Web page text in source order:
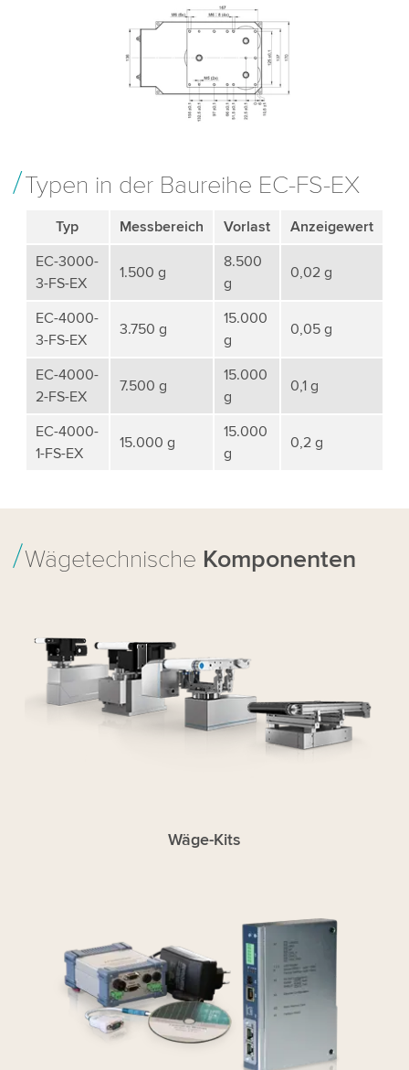
Typen in der Baureihe EC-FS-EX
Typ Messbereich Vorlast
Anzeigewert
EC-3000-
3-FS-EX
1.500 g
8.500
g
0,02 g
EC-4000-
3-FS-EX
3.750 g
15.000
g
0,05 g
EC-4000-
2-FS-EX
7.500 g
15.000
g
0,1 g
EC-4000-
1-FS-EX
15.000 g
15.000
g
0,2 g
Wägetechnische Komponenten
Wäge-Kits